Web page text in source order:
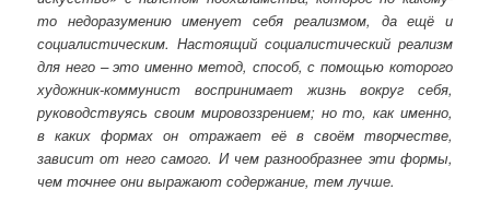
то недоразумению именует себя реализмом, да ещё и
социалистическим. Настоящий социалистический реализм
для него – это именно метод, способ, с помощью которого
художник-коммунист воспринимает жизнь вокруг себя,
руководствуясь своим мировоззрением; но то, как именно,
в каких формах он отражает её в своём творчестве,
зависит от него самого. И чем разнообразнее эти формы,
чем точнее они выражают содержание, тем лучше.